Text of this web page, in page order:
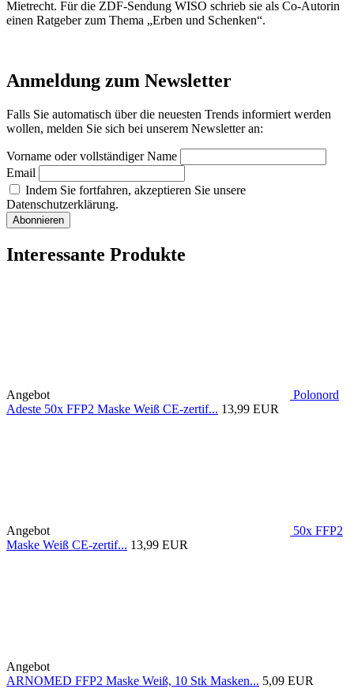
Mietrecht. Für die ZDF-Sendung WISO schrieb sie als Co-Autorin
einen Ratgeber zum Thema „Erben und Schenken“.
Anmeldung zum Newsletter
Falls Sie automatisch über die neuesten Trends informiert werden
wollen, melden Sie sich bei unserem Newsletter an:
Vorname oder vollständiger Name
Email
Indem Sie fortfahren, akzeptieren Sie unsere
Datenschutzerklärung.
Interessante Produkte
Angebot
Polonord
Adeste 50x FFP2 Maske Weiß CE-zertif... 13,99 EUR
Angebot
50x FFP2
Maske Weiß CE-zertif... 13,99 EUR
Angebot
ARNOMED FFP2 Maske Weiß, 10 Stk Masken... 5,09 EUR